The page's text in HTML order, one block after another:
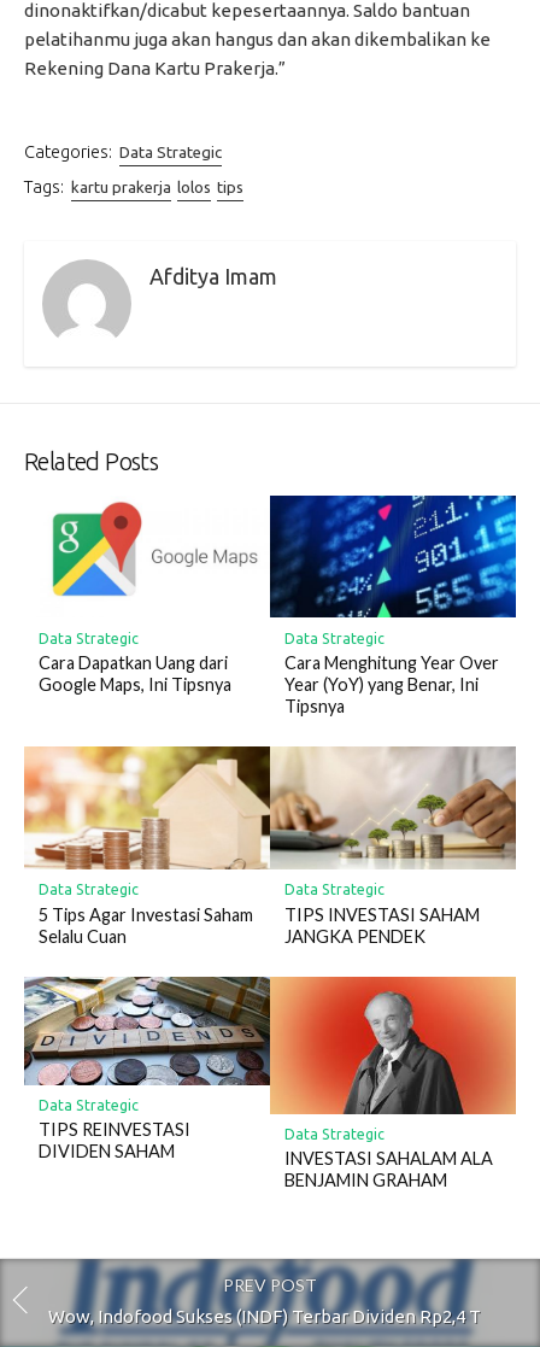
dinonaktifkan/dicabut kepesertaannya. Saldo bantuan
pelatihanmu juga akan hangus dan akan dikembalikan ke
Rekening Dana Kartu Prakerja.”
Categories: Data Strategic
Tags: kartu prakerja lolos tips
Afditya Imam
Related Posts
Data Strategic
Cara Dapatkan Uang dari
Google Maps, Ini Tipsnya
Data Strategic
Cara Menghitung Year Over
Year (YoY) yang Benar, Ini
Tipsnya
Data Strategic
5 Tips Agar Investasi Saham
Selalu Cuan
Data Strategic
TIPS INVESTASI SAHAM
JANGKA PENDEK
Data Strategic
TIPS REINVESTASI
DIVIDEN SAHAM
Data Strategic
INVESTASI SAHALAM ALA
BENJAMIN GRAHAM
PREV POST
Wow, Indofood Sukses (INDF) Terbar Dividen Rp2,4 T